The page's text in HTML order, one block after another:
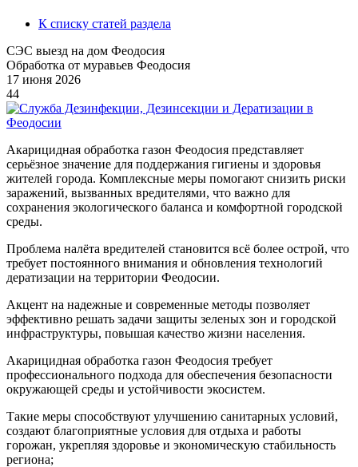
К списку статей раздела
СЭС выезд на дом Феодосия
Обработка от муравьев Феодосия
17 июня 2026
44
Акарицидная обработка газон Феодосия представляет
серьёзное значение для поддержания гигиены и здоровья
жителей города. Комплексные меры помогают снизить риски
заражений, вызванных вредителями, что важно для
сохранения экологического баланса и комфортной городской
среды.
Проблема налёта вредителей становится всё более острой, что
требует постоянного внимания и обновления технологий
дератизации на территории Феодосии.
Акцент на надежные и современные методы позволяет
эффективно решать задачи защиты зеленых зон и городской
инфраструктуры, повышая качество жизни населения.
Акарицидная обработка газон Феодосия требует
профессионального подхода для обеспечения безопасности
окружающей среды и устойчивости экосистем.
Такие меры способствуют улучшению санитарных условий,
создают благоприятные условия для отдыха и работы
горожан, укрепляя здоровье и экономическую стабильность
региона;